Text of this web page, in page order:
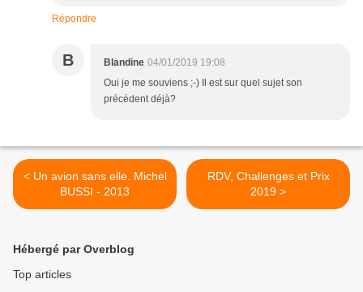
Répondre
B Blandine 04/01/2019 19:08
Oui je me souviens ;-) Il est sur quel sujet son
précédent déjà?
< Un avion sans elle. Michel
BUSSI - 2013
RDV, Challenges et Prix
2019 >
Hébergé par Overblog
Top articles